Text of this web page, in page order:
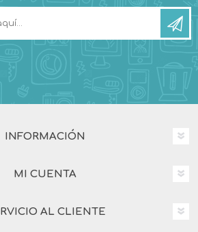
INFORMACIÓN
MI CUENTA
AL CLIENTE